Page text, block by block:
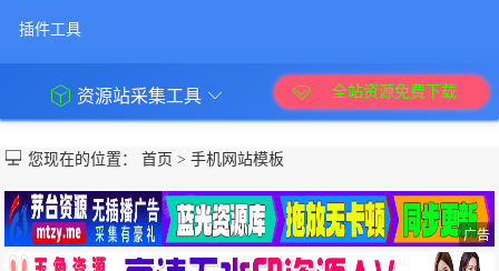
插件工具
资源站采集工具 全站资源免费下载
您现在的位置：首页 >手机网站模板
广告